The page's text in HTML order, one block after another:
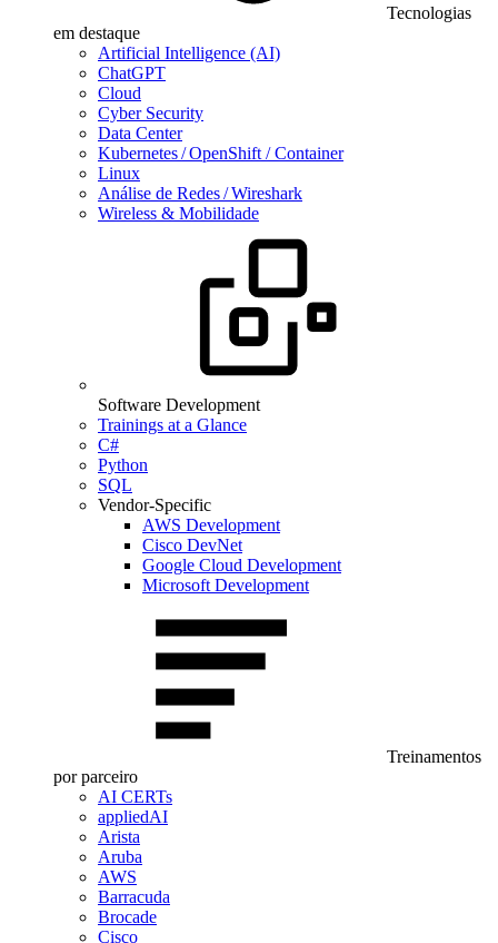
Tecnologias
em destaque
Artificial Intelligence (AI)
ChatGPT
Cloud
Cyber Security
Data Center
Kubernetes / OpenShift / Container
Linux
Análise de Redes / Wireshark
Wireless & Mobilidade
Software Development
Trainings at a Glance
C#
Python
SQL
Vendor-Specific
AWS Development
Cisco DevNet
Google Cloud Development
Microsoft Development
Treinamentos
por parceiro
AI CERTs
appliedAI
Arista
Aruba
AWS
Barracuda
Brocade
Cisco